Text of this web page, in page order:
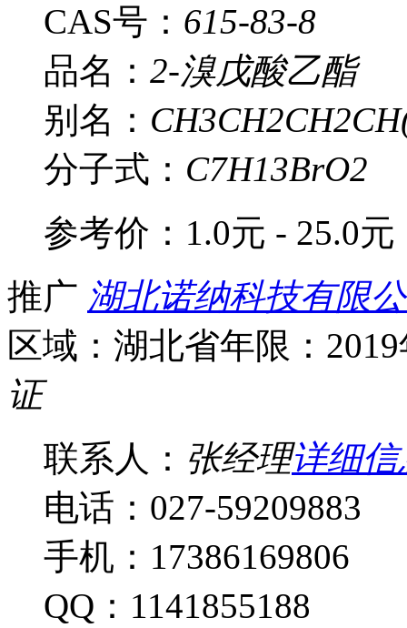
CAS号： 615-83-8
品名： 2-溴戊酸乙酯
别名：
分子式： C7H13BrO2
参考价： 1.0元 - 25.0元
推广 湖北诺纳科技有限
区域：湖北省年限：
证
联系人： 张经理详细信
电话：027-59209883
手机：17386169806
QQ：1141855188